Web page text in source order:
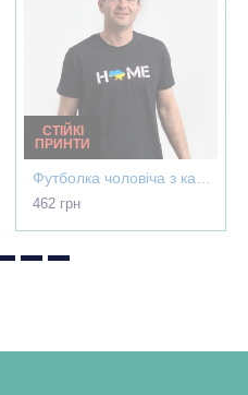
СТІЙКІ
ПРИНТИ
462 грн